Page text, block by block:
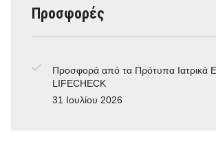
Προσφορές
Προσφορά από τα Πρότυπα Ιατρικά
LIFECHECK
31 Ιουλίου 2026